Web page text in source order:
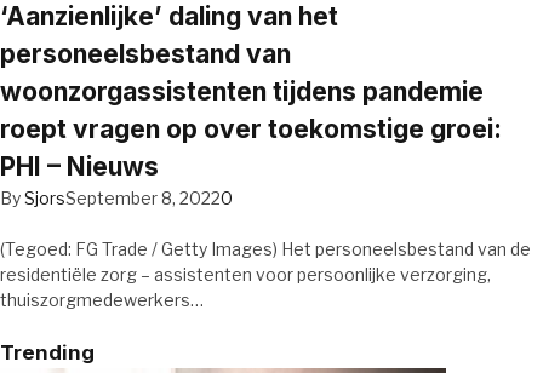
‘Aanzienlijke’ daling van het
personeelsbestand van
woonzorgassistenten tijdens pandemie
roept vragen op over toekomstige groei:
PHI – Nieuws
BySjorsSeptember 8, 20220
(Tegoed: FG Trade / Getty Images) Het personeelsbestand van de
residentiële zorg – assistenten voor persoonlijke verzorging,
thuiszorgmedewerkers…
Trending